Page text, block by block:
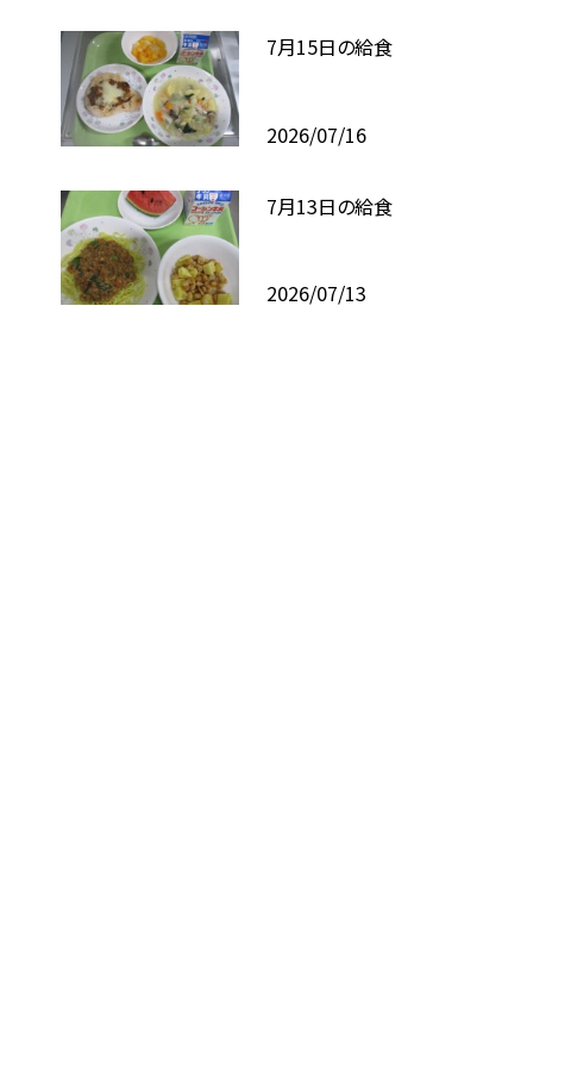
7月15日の給食
2026/07/16
7月13日の給食
2026/07/13